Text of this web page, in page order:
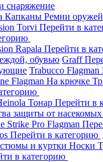
снаряжение
Капканы Ремни
Torvi Перейти в
Rapala Перейти в
обувью Graff
Trabucco Flagman
Flagman На крючке
Тонар Перейти в
защиты от насекомых
Strike Pro Flagman
Перейти в категорию
и куртки Носки
в категорию